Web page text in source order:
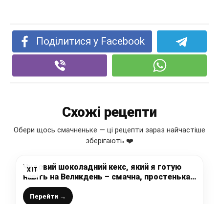
Поділитися у Facebook
Схожі рецепти
Обери щось смачненьке — ці рецепти зараз найчастіше
зберігають ❤️
ХІТ
Чудовий шоколадний кекс, який я готую
навіть на Великдень – смачна, простенька
та швидка паска на кефірі без дріжджів
Перейти →